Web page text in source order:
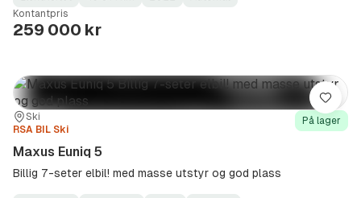
Fuel
Type:
Kilometerstand:
Model
Year:
Gearbox
Type:
Kontantpris
259 000 kr
Sted:
Ski
Forhandler:
RSA BIL Ski
På lager
Maxus Euniq 5
Billig 7-seter elbil! med masse utstyr og god plass
Lagre